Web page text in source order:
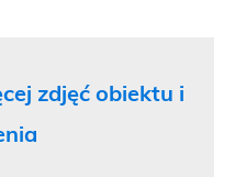
zdjęć obiektu i